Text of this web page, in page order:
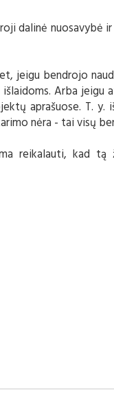
dalinė nuosavybė
jeigu bendrojo
Arba jeigu
aprašuose. T. y.
nėra - tai visų
reikalauti, kad tą